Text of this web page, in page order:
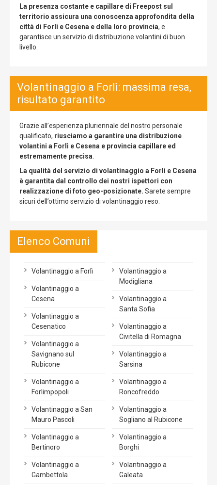
La presenza costante e capillare di Freepost sul
territorio assicura una conoscenza approfondita della
città di Forlì e Cesena e della loro provincia, e
garantisce un servizio di distribuzione volantini di buon
livello.
Volantinaggio a Forlì: massima resa,
risultato garantito
Grazie all’esperienza pluriennale del nostro personale
qualificato, riusciamo a garantire una distribuzione
volantini a Forlì e Cesena e provincia capillare ed
estremamente precisa
La qualità del servizio di volantinaggio a Forlì e Cesena
è garantita dal controllo dei nostri ispettori con
realizzazione di foto geo-posizionate. Sarete sempre
sicuri dell’ottimo servizio di volantinaggio reso.
Elenco Comuni
Volantinaggio a Forlì
Volantinaggio a
Cesena
Volantinaggio a
Cesenatico
Volantinaggio a
Savignano sul
Rubicone
Volantinaggio a
Forlimpopoli
Volantinaggio a San
Mauro Pascoli
Volantinaggio a
Bertinoro
Volantinaggio a
Gambettola
Volantinaggio a
Modigliana
Volantinaggio a
Santa Sofia
Volantinaggio a
Civitella di Romagna
Volantinaggio a
Sarsina
Volantinaggio a
Roncofreddo
Volantinaggio a
Sogliano al Rubicone
Volantinaggio a
Borghi
Volantinaggio a
Galeata